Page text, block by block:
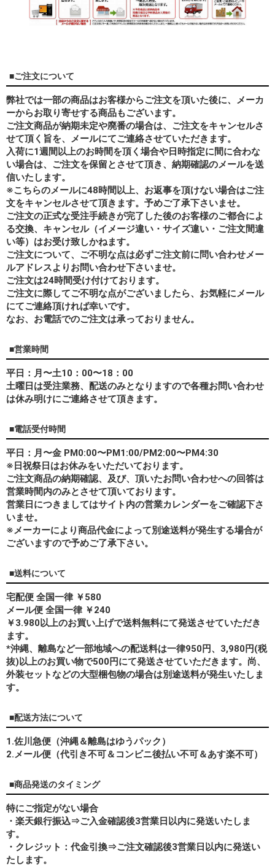
■ご注文について
弊社では一部の商品はお客様からご注文を頂いた後に、メーカ
ーからお取り寄せする商品もございます。
ご注文商品が納期未定や廃番の場合は、ご注文をキャンセルさ
せて頂く旨を、メールにてご連絡させていただきます。
入荷に1週間以上のお時間を頂く場合や日時指定に間に合わな
い場合は、ご注文を保留とさせて頂き、納期確認のメールを送
信いたします。
※こちらのメールに48時間以上、お返事を頂けない場合はご注
文をキャンセルさせて頂きます。予めご了承下さいませ。
ご注文の正式な受注手続きが完了した後のお客様のご都合によ
る交換、キャンセル（イメージ違い・サイズ違い・ご注文間違
い等）はお受け致しかねます。
ご注文について、ご不明な点は必ずご注文前に問い合わせメー
ルアドレスよりお問い合わせ下さいませ。
ご注文は24時間受け付けております。
ご注文に際してご不明な点がございましたら、お気軽にメール
にてご連絡頂ければ幸いです。
なお、 お電話でのご注文は承っておりません。
■営業時間
平日：月〜土10：00〜18：00
土曜日は受注業務、配送のみとなりますので各種お問い合わせ
は休み明けにご連絡させて頂きます。
■電話受付時間
平日：月〜金 PM0:00〜PM1:00/PM2:00〜PM4:30
※日祝祭日はお休みをいただいております。
ご注文商品の納期確認、及び、頂いたお問い合わせへの回答は
営業時間内のみとさせて頂いております。
営業日につきましてはサイト内の営業カレンダーをご確認下さ
いませ。
※メーカーにより商品代金によって別途送料が発生する場合が
ございますので予めご了承下さい。
■送料について
宅配便 全国一律 ￥580
メール便 全国一律 ￥240
￥3.980以上のお買い上げで送料無料にて発送させていただき
ます。
*沖縄、離島など一部地域への配送料は一律950円、3,980円(税
抜)以上のお買い物で500円にて発送させていただきます。尚、
外装セットなどの大型梱包物の場合は別途送料が発生いたしま
す。
■配送方法について
1.佐川急便（沖縄＆離島はゆうパック）
2.メール便（代引き不可＆コンビニ後払い不可＆あす楽不可）
■商品発送のタイミング
特にご指定がない場合
・楽天銀行振込⇒ご入金確認後3営業日以内に発送いたしま
す。
・クレジット：代金引換⇒ご注文確認後3営業日以内に発送い
たします。